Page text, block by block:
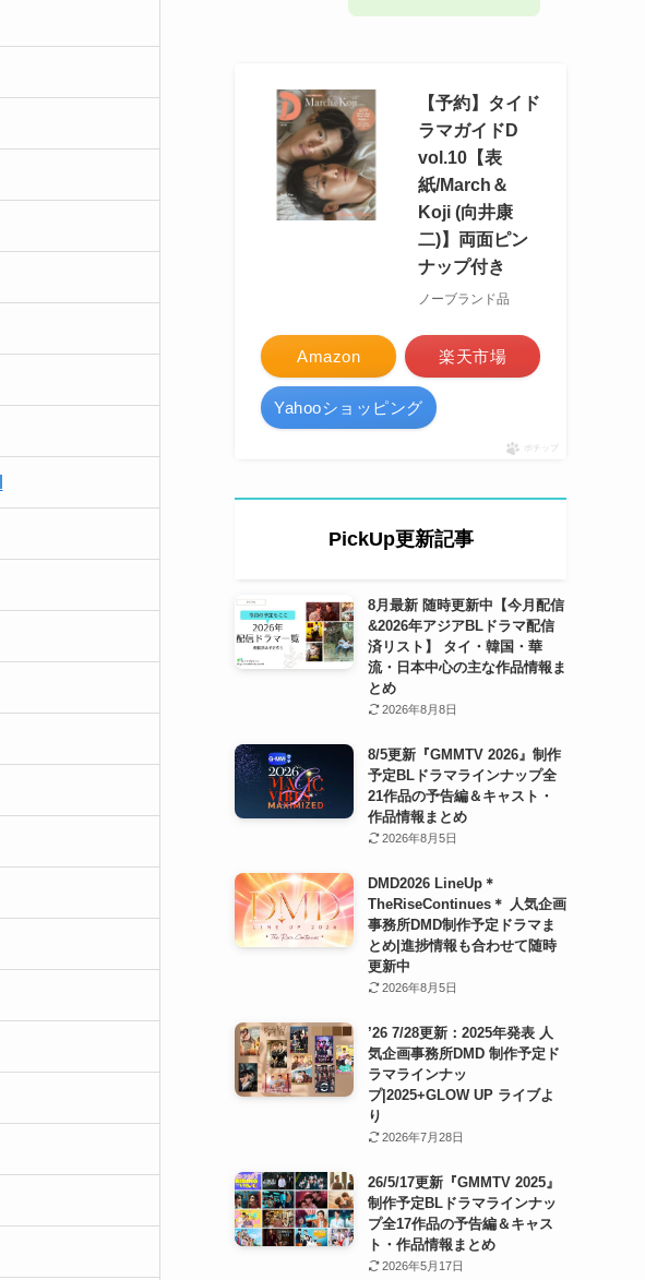
【予約】タイド
ラマガイドD
vol.10【表
紙/March＆
Koji (向井康
二)】両面ピン
ナップ付き
ノーブランド品
Amazon 楽天市場
Yahooショッピング
ポチップ
PickUp更新記事
8月最新 随時更新中【今月配信
&2026年アジアBLドラマ配信
済リスト】 タイ・韓国・華
流・日本中心の主な作品情報ま
とめ
2026年8月8日
8/5更新『GMMTV 2026』制作
予定BLドラマラインナップ全
21作品の予告編＆キャスト・
作品情報まとめ
2026年8月5日
DMD2026 LineUp＊
TheRiseContinues＊ 人気企画
事務所DMD制作予定ドラマま
とめ|進捗情報も合わせて随時
更新中
2026年8月5日
’26 7/28更新：2025年発表 人
気企画事務所DMD 制作予定ド
ラマラインナッ
プ|2025+GLOW UP ライブよ
り
2026年7月28日
26/5/17更新『GMMTV 2025』
制作予定BLドラマラインナッ
プ全17作品の予告編＆キャス
ト・作品情報まとめ
2026年5月17日